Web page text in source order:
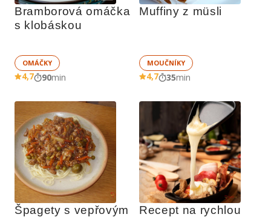
Bramborová omáčka
s klobáskou
OMÁČKY
4,7 90min
Muffiny z müsli
MOUČNÍKY
4,7 35min
Špagety s vepřovým
Recept na rychlou